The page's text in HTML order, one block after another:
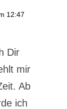
12:47
Dir
mir
Ab
ich